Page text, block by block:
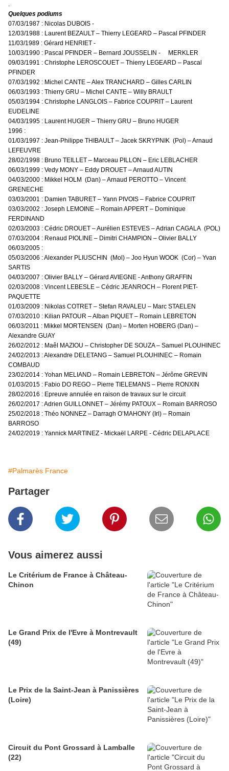
.
Quelques podiums
07/03/1987 : Nicolas DUBOIS -
12/03/1988 : Laurent BEZAULT – Thierry LEGEARD – Pascal PFINDER
11/03/1989 : Gérard HENRIET -
10/03/1990 : Pascal PFINDER – Bernard JOUSSELIN - MERKLER
09/03/1991 : Christophe LEROSCOUET – Thierry LEGEARD – Pascal
PFINDER
07/03/1992 : Michel CANTE – Alex TRANCHARD – Gilles CARLIN
06/03/1993 : Thierry GRU – Michel CANTE – Willy BRAULT
05/03/1994 : Christophe LANGLOIS – Fabrice COUPRIT – Laurent
EUDELINE
04/03/1995 : Laurent HUGER – Thierry GRU – Bruno HUGER
1996 :
01/03/1997 : Jean-Philippe THIBAULT – Jacek SKRYPNIK (Pol) – Arnaud
LEFEUVRE
28/02/1998 : Bruno TEILLET – Marceau PILLON – Eric LEBLACHER
06/03/1999 : Vedy MONY – Eddy DROUET – Arnaud AUTIN
04/03/2000 : Mikkel HOLM (Dan) – Arnaud PEROTTO – Vincent
GRENECHE
03/03/2001 : Damien TABURET – Yann PIVOIS – Fabrice COUPRIT
03/03/2002 : Joseph LEMOINE – Romain APPERT – Dominique
FERDINAND
02/03/2003 : Cédric DROUET – Aurélien ESTEVES – Adrian CAGALA (POL)
07/03/2004 : Renaud PIOLINE – Dimitri CHAMPION – Olivier BALLY
06/03/2005 :
05/03/2006 : Alexander PLIUSCHIN (Mol) – Joo Hyun WOOK (Cor) – Yvan
SARTIS
04/03/2007 : Olivier BALLY – Gérard AVIEGNE - Anthony GRAFFIN
02/03/2008 : Vincent LEBESLE – Cédric JEANROCH – Florent PIET-
PAQUETTE
01/03/2009 : Nikolas COTRET – Stefan RAVALEU – Marc STAELEN
07/03/2010 : Kilian PATOUR – Alban PIQUET – Romain LEBRETON
06/03/2011 : Mikkel MORTENSEN (Dan) – Morten HOBERG (Dan) –
Alexandre GUAY
26/02/2012 : Maêl MAZIOU – Christopher DE SOUZA – Samuel PLOUHINEC
24/02/2013 : Alexandre DELETANG – Samuel PLOUHINEC – Romain
COMBAUD
23/02/2014 : Yohan MELIAND – Romain LEBRETON – Jérôme GREVIN
01/03/2015 : Fabio DO REGO – Pierre TIELEMANS – Pierre RONXIN
28/02/2016 : Epreuve annulée en raison de travaux sur le circuit
26/02/2017 : Adrien GUILLONNET – Jérémy PATOUX – Romain BARROSO
25/02/2018 : Théo NONNEZ – Darragh O’MAHONY (Irl) – Romain
BARROSO
24/02/2019 : Yannick MARTINEZ - Mickaël LARPE - Cédric DELAPLACE
#Palmarès France
Partager
Vous aimerez aussi
Le Critérium de France à Château-
Chinon
Le Grand Prix de l'Evre à Montrevault
(49)
Le Prix de la Saint-Jean à Panissières
(Loire)
Circuit du Pont Grossard à Lamballe
(22)